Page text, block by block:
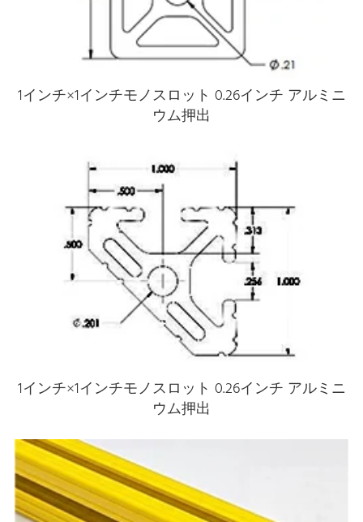
1インチ×1インチモノスロット 0.26インチ アルミニ
ウム押出
1インチ×1インチモノスロット 0.26インチ アルミニ
ウム押出